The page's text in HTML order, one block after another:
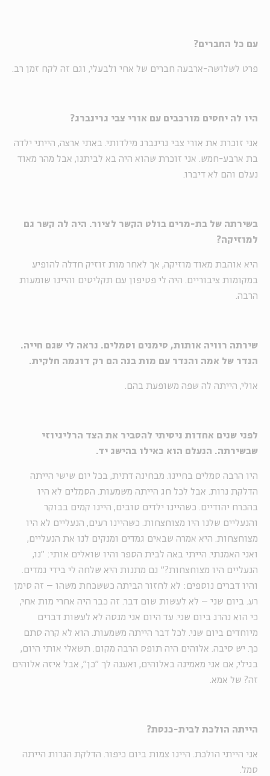
עם כל החברים?
פרט לשלושה-ארבעה חברים של אחי ולבעלי, וגם זה לקח זמן רב.
היו לה יחסים מורכבים עם אורי צבי גרינברג?
אני זוכרת את אורי צבי גרינברג מילדותי. באתי ארצה, הייתי ילדה
בת ארבע-חמש. אני זוכרת שהוא היה בא לביתנו, אבל מהר מאוד
נעלם והם לא דיברו.
בשירתה של בת-מרים בולט הקשר לציור. היה לה קשר גם
למוזיקה?
היא אוהבת מאוד מוזיקה, אך לאחר מות זוזיק חדלה להופיע
במקומות ציבוריים. היה לי פטיפון עם תקליטים והיינו שומעות
הרבה.
שירתה רוויה אותות, סימנים וסמלים. נראה לי שגם חייה.
הנדר של אמה והנדר עם מות בנה הם רק דוגמה חלקית.
אולי, הייתה לה שפה משופעת בהם.
לפני שנים אחדות ניסיתי להסביר את הצד הרליגיוזי
שבשירתה. הנעלם הוא כאילו בהישג יד.
היו הרבה סמלים בחיינו. מבחינה דתית, בכל יום שישי הייתה
הדלקת נרות. אבל לכל חג הייתה משמעות. הסמלים לא היו
בהכרח יהודיים. כשהיינו ילדים טובים, היינו קמים בבוקר
והנעליים שלנו היו מצוחצחות. כשהיינו רעים, הנעליים לא היו
מצוחצחות. היא אמרה שבאים גמדים ומנקים לנו את הנעליים,
ואני האמנתי. הייתי באה לבית הספר והיו שואלים אותי: "נו,
הנעליים היו מצוחצחות?" גם מתנות היא שלחה לי בידי גמדים.
והיו דברים נוספים: לא לחזור הביתה כששכחת משהו – זה סימן
רע. ביום שני – לא לעשות שום דבר. זה כבר היה אחרי מות אחי,
כי הוא נהרג ביום שני. עד היום אני מנסה לא לעשות דברים
מיוחדים ביום שני. לכל דבר הייתה משמעות. הוא לא קרה סתם
כך. יש סיבה. אלוהים היה תופס הרבה מקום. תשאלי אותי היום,
בגילי, אם אני מאמינה באלוהים, ואענה לך "כן", אבל איזה אלוהים
זה? של אמא.
הייתה הולכת לבית-כנסת?
אני הייתי הולכת. היינו צמות ביום כיפור. הדלקת הנרות הייתה
סמל.